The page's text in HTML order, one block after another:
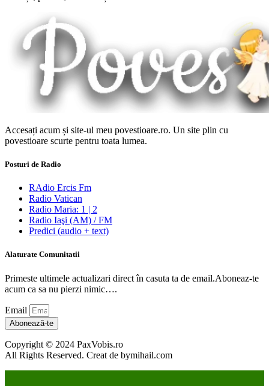
Accesați acum și site-ul meu povestioare.ro. Un site plin cu
povestioare scurte pentru toata lumea.
Posturi de Radio
RAdio Ercis Fm
Radio Vatican
Radio Maria: 1 | 2
Radio Iaşi (AM) / FM
Predici (audio + text)
Alaturate Comunitatii
Primeste ultimele actualizari direct în casuta ta de email.Aboneaz-te
acum ca sa nu pierzi nimic….
Email
Abonează-te
Copyright © 2024 PaxVobis.ro
All Rights Reserved. Creat de bymihail.com